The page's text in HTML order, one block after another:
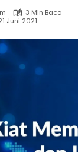
3 Min Baca
Juni 2021